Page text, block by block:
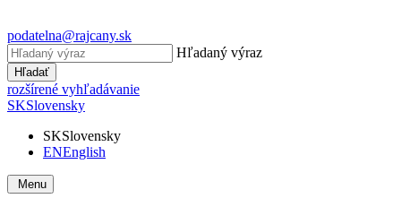
podatelna@rajcany.sk
Hľadaný výraz
Hľadať
rozšírené vyhľadávanie
SKSlovensky
SKSlovensky
ENEnglish
Menu